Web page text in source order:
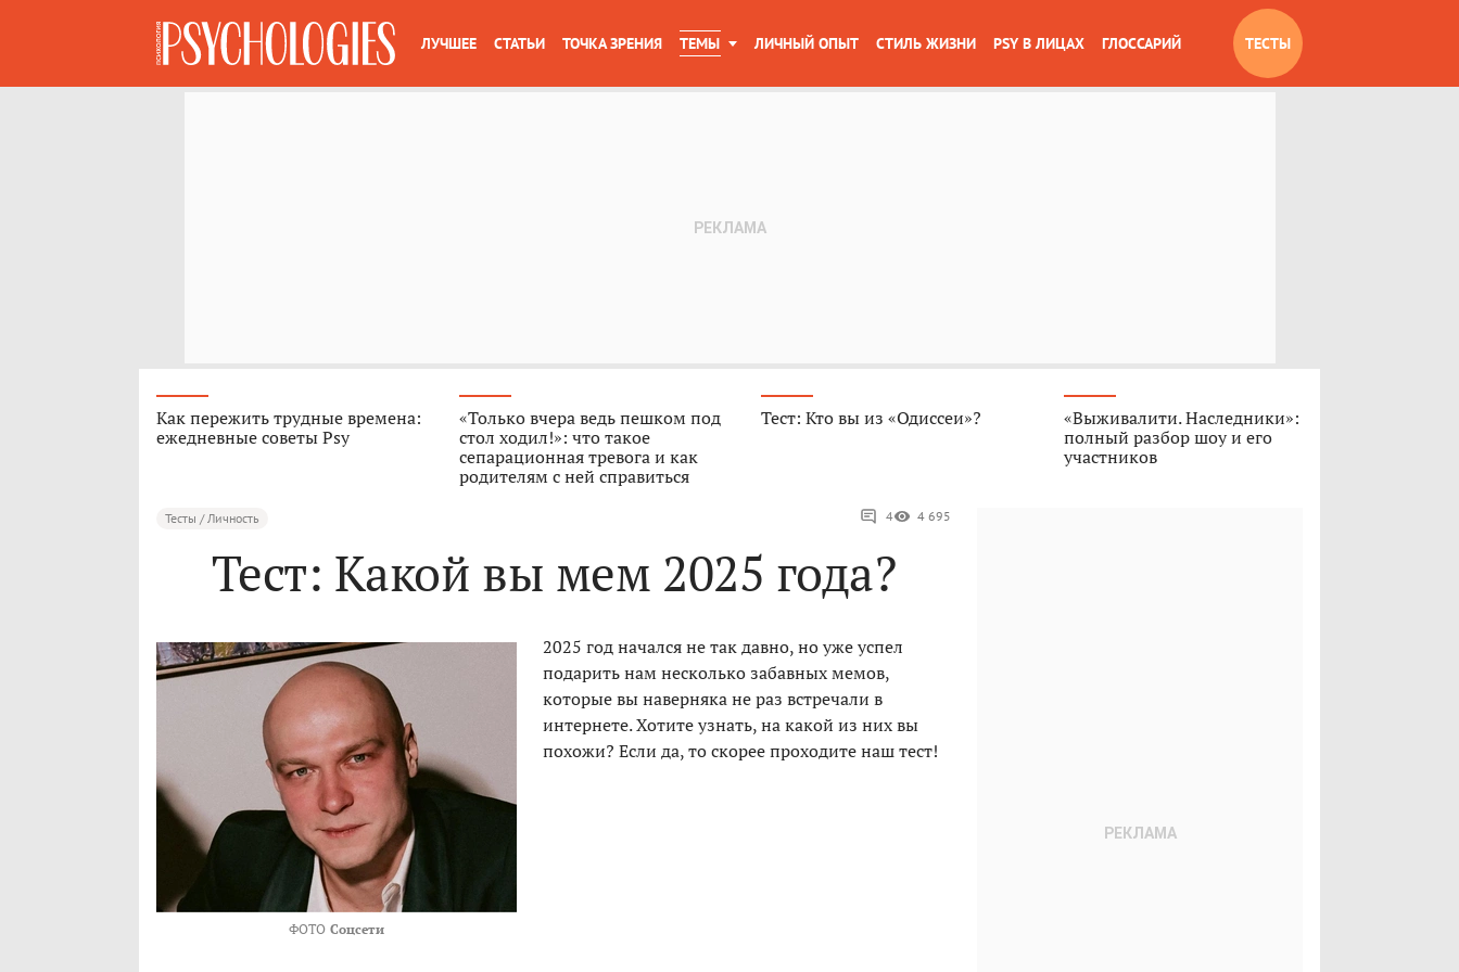
ЛУЧШЕЕ СТАТЬИ ТОЧКА ЗРЕНИЯ ТЕМЫ ЛИЧНЫЙ ОПЫТ СТИЛЬ ЖИЗНИ PSY В ЛИЦАХ ГЛОССАРИЙ ТЕСТЫ
Как пережить трудные времена:
ежедневные советы Psy
«Только вчера ведь пешком под
стол ходил!»: что такое
сепарационная тревога и как
родителям с ней справиться
Тест: Кто вы из «Одиссеи»?
«Выживалити. Наследники»:
полный разбор шоу и его
участников
Тесты / Личность 4 4 695
Тест: Какой вы мем 2025 года?
ФОТО Соцсети
2025 год начался не так давно, но уже успел
подарить нам несколько забавных мемов,
которые вы наверняка не раз встречали в
интернете. Хотите узнать, на какой из них вы
похожи? Если да, то скорее проходите наш тест!